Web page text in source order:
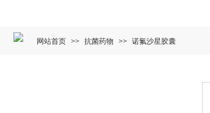
网站首页 >> 抗菌药物 >> 诺氟沙星胶囊